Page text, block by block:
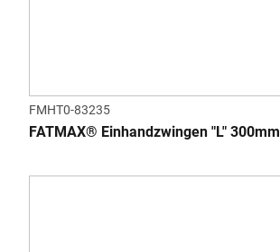
FMHT0-83235
FATMAX® Einhandzwingen "L" 300mm